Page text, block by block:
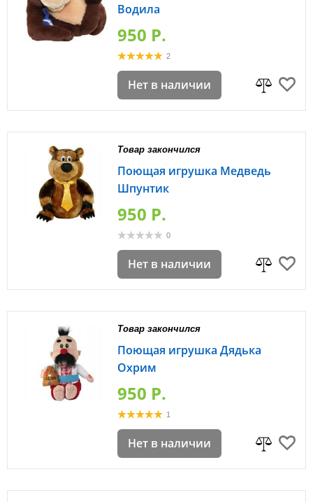
Водила
950 P.
2
Нет в наличии
Товар закончился
Поющая игрушка Медведь
Шпунтик
950 P.
0
Нет в наличии
Товар закончился
Поющая игрушка Дядька
Охрим
950 P.
1
Нет в наличии